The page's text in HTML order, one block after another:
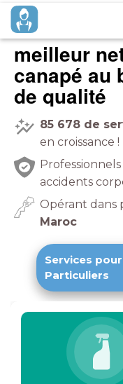
meilleur
canapé à
de qualité
85 678 de
en croissance !
Professionnels
accidents
Opérant dans
Maroc
Services pour
Particuliers